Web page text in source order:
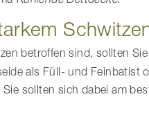
betroffen sind, sollten
als Füll- und
sollten sich dabei am